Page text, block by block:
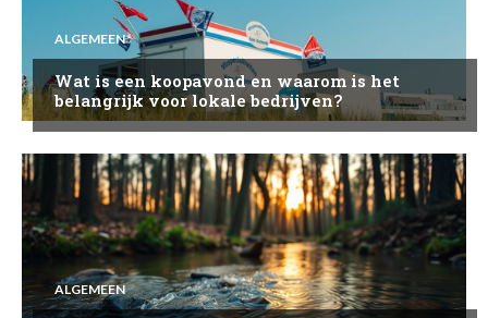
ALGEMEEN
Wat is een koopavond en waarom is het
belangrijk voor lokale bedrijven?
ALGEMEEN